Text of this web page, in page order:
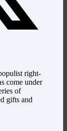
right-
come under
of
gifts and